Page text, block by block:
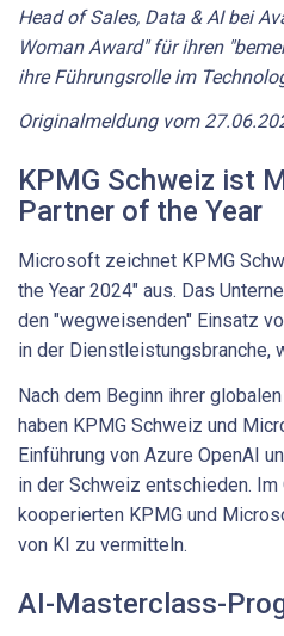
Head of Sales, Data & AI bei
Woman Award" für ihren
ihre Führungsrolle im
Originalmeldung vom
KPMG Schweiz ist
Partner of the Year
Microsoft zeichnet KPMG
the Year 2024" aus. Das
den "wegweisenden" Einsatz
in der Dienstleistungsbranche,
Nach dem Beginn ihrer
haben KPMG Schweiz und
Einführung von Azure OpenAI
in der Schweiz entschieden.
kooperierten KPMG und
von KI zu vermitteln.
AI-Masterclass-